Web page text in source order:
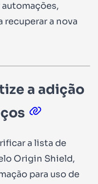
automações,
recuperar a nova
a adição
a lista de
Origin Shield,
para uso de